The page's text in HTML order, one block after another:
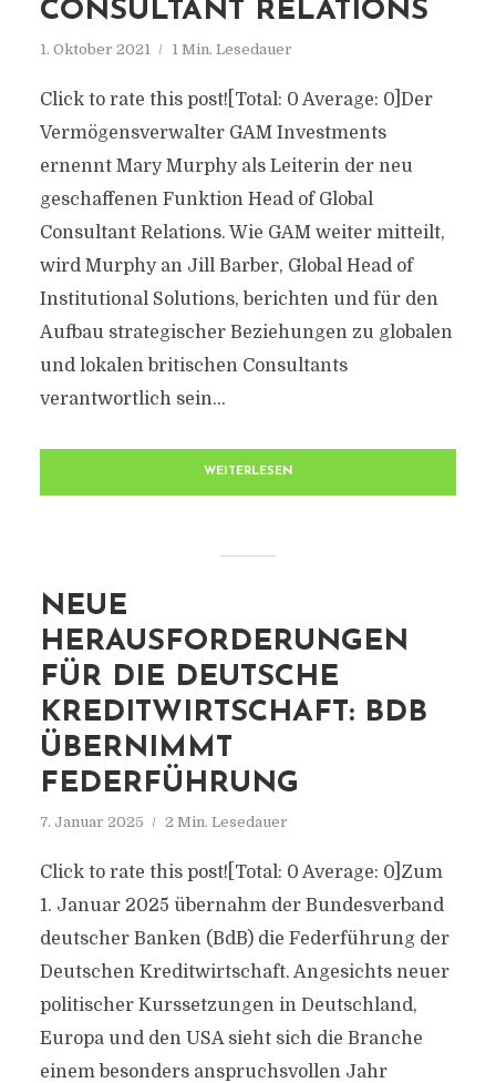
CONSULTANT RELATIONS
1. Oktober 2021 1 Min. Lesedauer
Click to rate this post![Total: 0 Average: 0]Der
Vermögensverwalter GAM Investments
ernennt Mary Murphy als Leiterin der neu
geschaffenen Funktion Head of Global
Consultant Relations. Wie GAM weiter mitteilt,
wird Murphy an Jill Barber, Global Head of
Institutional Solutions, berichten und für den
Aufbau strategischer Beziehungen zu globalen
und lokalen britischen Consultants
verantwortlich sein...
WEITERLESEN
NEUE
HERAUSFORDERUNGEN
FÜR DIE DEUTSCHE
KREDITWIRTSCHAFT: BDB
ÜBERNIMMT
FEDERFÜHRUNG
7. Januar 2025 2 Min. Lesedauer
Click to rate this post![Total: 0 Average: 0]Zum
1. Januar 2025 übernahm der Bundesverband
deutscher Banken (BdB) die Federführung der
Deutschen Kreditwirtschaft. Angesichts neuer
politischer Kurssetzungen in Deutschland,
Europa und den USA sieht sich die Branche
einem besonders anspruchsvollen Jahr